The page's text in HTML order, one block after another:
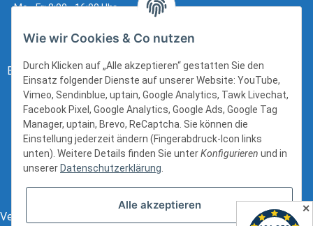
Mo - Fr: 8:00 - 16:00 Uhr
Bezahlung:
Versand:
Wie wir Cookies & Co nutzen
Durch Klicken auf „Alle akzeptieren“ gestatten Sie den
Einsatz folgender Dienste auf unserer Website: YouTube,
Vimeo, Sendinblue, uptain, Google Analytics, Tawk Livechat,
Facebook Pixel, Google Analytics, Google Ads, Google Tag
Manager, uptain, Brevo, ReCaptcha. Sie können die
Einstellung jederzeit ändern (Fingerabdruck-Icon links
unten). Weitere Details finden Sie unterKonfigurieren und in
unserer Datenschutzerklärung.
Alle akzeptieren ✕